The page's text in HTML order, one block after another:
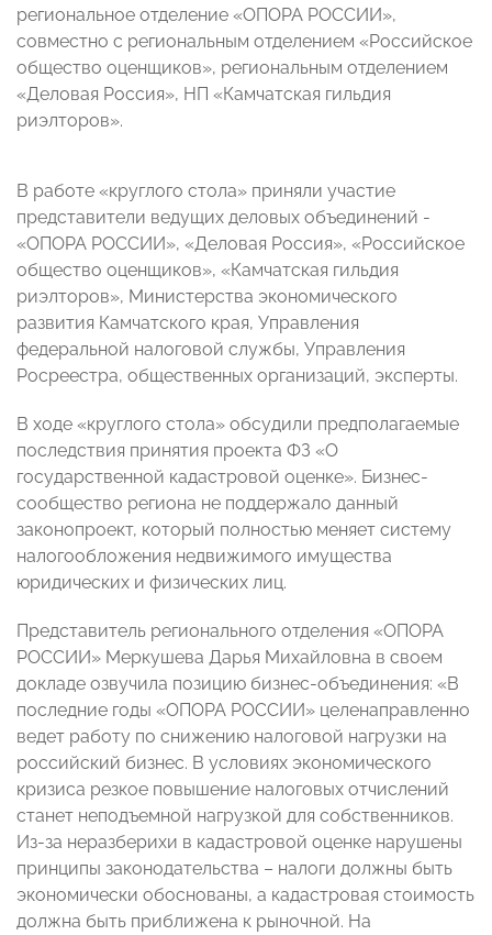
региональное отделение «ОПОРА РОССИИ»,
совместно с региональным отделением «Российское
общество оценщиков», региональным отделением
«Деловая Россия», НП «Камчатская гильдия
риэлторов».
В работе «круглого стола» приняли участие
представители ведущих деловых объединений -
«ОПОРА РОССИИ», «Деловая Россия», «Российское
общество оценщиков», «Камчатская гильдия
риэлторов», Министерства экономического
развития Камчатского края, Управления
федеральной налоговой службы, Управления
Росреестра, общественных организаций, эксперты.
В ходе «круглого стола» обсудили предполагаемые
последствия принятия проекта ФЗ «О
государственной кадастровой оценке». Бизнес-
сообщество региона не поддержало данный
законопроект, который полностью меняет систему
налогообложения недвижимого имущества
юридических и физических лиц.
Представитель регионального отделения «ОПОРА
РОССИИ» Меркушева Дарья Михайловна в своем
докладе озвучила позицию бизнес-объединения: «В
последние годы «ОПОРА РОССИИ» целенаправленно
ведет работу по снижению налоговой нагрузки на
российский бизнес. В условиях экономического
кризиса резкое повышение налоговых отчислений
станет неподъемной нагрузкой для собственников.
Из-за неразберихи в кадастровой оценке нарушены
принципы законодательства – налоги должны быть
экономически обоснованы, а кадастровая стоимость
должна быть приближена к рыночной. На